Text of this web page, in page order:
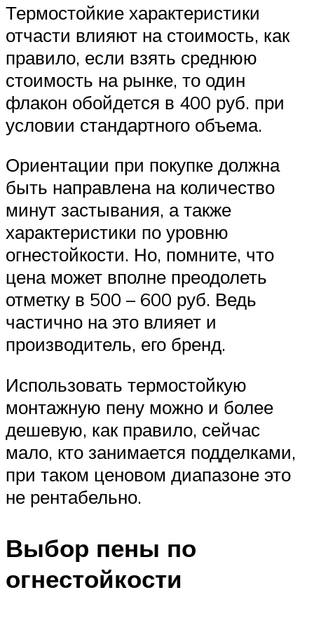
Термостойкие характеристики
отчасти влияют на стоимость, как
правило, если взять среднюю
стоимость на рынке, то один
флакон обойдется в 400 руб. при
условии стандартного объема.
Ориентации при покупке должна
быть направлена на количество
минут застывания, а также
характеристики по уровню
огнестойкости. Но, помните, что
цена может вполне преодолеть
отметку в 500 – 600 руб. Ведь
частично на это влияет и
производитель, его бренд.
Использовать термостойкую
монтажную пену можно и более
дешевую, как правило, сейчас
мало, кто занимается подделками,
при таком ценовом диапазоне это
не рентабельно.
Выбор пены по
огнестойкости